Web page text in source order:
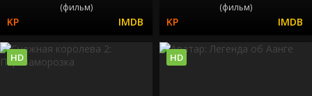
(фильм) (фильм)
HD HD